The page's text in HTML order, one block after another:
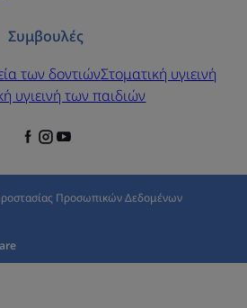
Συμβουλές
των δοντιώνΣτοματική υγιεινή
υγιεινή των παιδιών
Προσωπικών Δεδομένων